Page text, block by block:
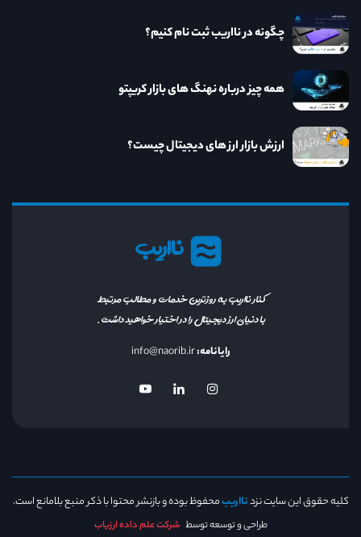
نااریب
کنار نااریب به روزترین خدمات و مطالب مرتبط
با دنیای ارز دیجیتال را در اختیار خواهید داشت.
رایانامه:info@naorib.ir
چگونه در نااریب ثبت نام کنیم؟
همه چیز درباره نهنگ های بازار کریپتو
ارزش بازار ارز های دیجیتال چیست؟
کلیه حقوق این سایت نزدنااریبمحفوظ بوده و بازنشر محتوا با ذکر منبع بلامانع است.
طراحی و توسعه توسط شرکت علم داده ارزیاب